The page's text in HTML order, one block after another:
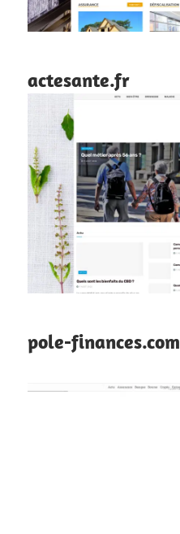
actesante.fr
pole-finances.com